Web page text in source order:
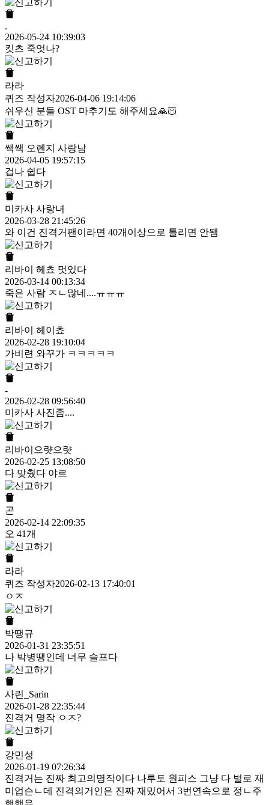
.
2026-05-24 10:39:03
킷츠 죽엇나?
라라
퀴즈 작성자2026-04-06 19:14:06
쉬우신 분들 OST 마추기도 해주세요🙏🏻
쌕쌕 오렌지 사랑남
2026-04-05 19:57:15
겁나 쉽다
미카사 사랑녀
2026-03-28 21:45:26
와 이건 진격거팬이라면 40개이상으로 틀리면 안됌
리바이 헤쵸 멋있다
2026-03-14 00:13:34
죽은 사람 ㅈㄴ많네....ㅠㅠㅠ
리바이 헤이쵸
2026-02-28 19:10:04
가비련 와꾸가 ㅋㅋㅋㅋㅋ
-
2026-02-28 09:56:40
미카사 사진좀....
리바이으럇으럇
2026-02-25 13:08:50
다 맞췄다 야르
곤
2026-02-14 22:09:35
오 41개
라라
퀴즈 작성자2026-02-13 17:40:01
ㅇㅈ
박땡규
2026-01-31 23:35:51
나 박병땡인데 너무 슬프다
사린_Sarin
2026-01-28 22:35:44
진격거 명작 ㅇㅈ?
강민성
2026-01-19 07:26:34
진격거는 진짜 최고의명작이다 나루토 원피스 그냥 다 벌로 재
미업슨ㄴ데 진격의거인은 진짜 재밌어서 3번연속으로 정ㄴ주